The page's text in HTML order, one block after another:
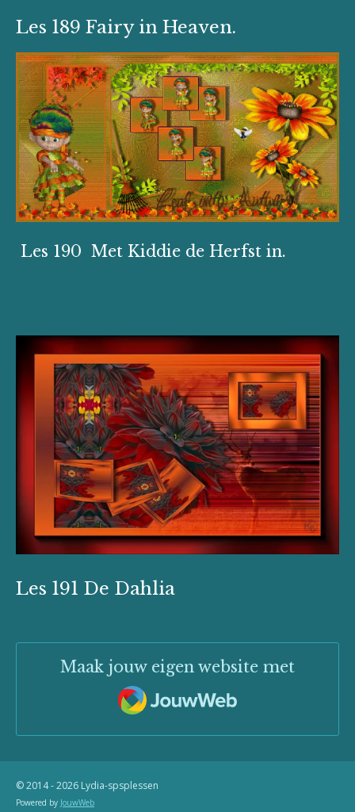
Les 189 Fairy in Heaven.
Les 190 Met Kiddie de Herfst in.
Les 191 De Dahlia
Maak jouw eigen website met
JouwWeb
© 2014 - 2026 Lydia-spsplessen
Powered by JouwWeb